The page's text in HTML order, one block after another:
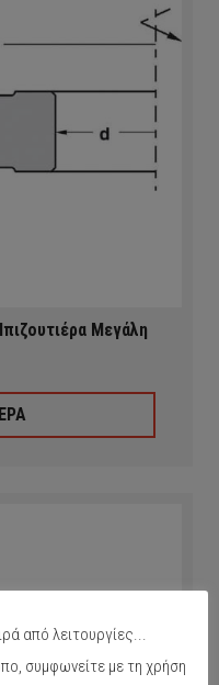
Μεγάλη
από λειτουργίες...
συμφωνείτε με τη χρήση